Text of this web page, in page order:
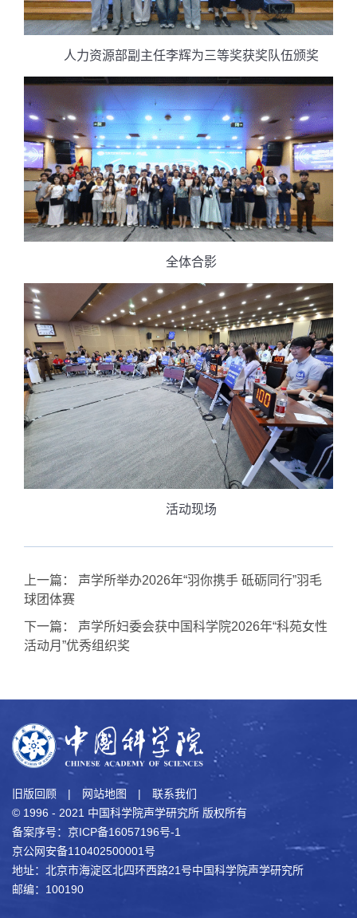
人力资源部副主任李辉为三等奖获奖队伍颁奖
全体合影
活动现场
上一篇：
声学所举办2026年“羽你携手 砥砺同行”羽毛
球团体赛
下一篇：
声学所妇委会获中国科学院2026年“科苑女性
活动月”优秀组织奖
旧版回顾 | 网站地图 |
联系我们
© 1996 - 2021 中国科学院声学研究所 版权所有
备案序号：京ICP备16057196号-1
京公网安备110402500001号
地址：北京市海淀区北四环西路21号中国科学院声学研究所
邮编：100190